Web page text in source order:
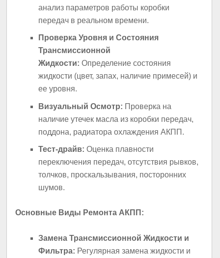
анализ параметров работы коробки
передач в реальном времени.
Проверка Уровня и Состояния
Трансмиссионной
Жидкости: Определение состояния
жидкости (цвет, запах, наличие примесей) и
ее уровня.
Визуальный Осмотр: Проверка на
наличие утечек масла из коробки передач,
поддона, радиатора охлаждения АКПП.
Тест-драйв: Оценка плавности
переключения передач, отсутствия рывков,
толчков, проскальзывания, посторонних
шумов.
Основные Виды Ремонта АКПП:
Замена Трансмиссионной Жидкости и
Фильтра: Регулярная замена жидкости и